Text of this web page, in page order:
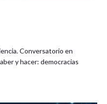
Conversatorio en
y hacer: democracias